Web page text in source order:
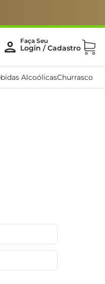
AlcoólicasChurrasco